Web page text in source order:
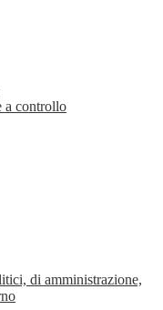
a controllo
di amministrazione,